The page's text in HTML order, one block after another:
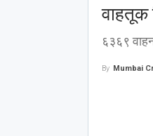
वाहतूक
६३६९
By Mumbai